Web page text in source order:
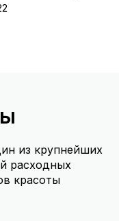
из крупнейших
расходных
красоты